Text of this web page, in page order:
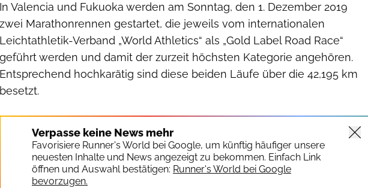
In Valencia und Fukuoka werden am Sonntag, den 1. Dezember 2019
zwei Marathonrennen gestartet, die jeweils vom internationalen
Leichtathletik-Verband „World Athletics“ als „Gold Label Road Race“
geführt werden und damit der zurzeit höchsten Kategorie angehören.
Entsprechend hochkarätig sind diese beiden Läufe über die 42,195 km
besetzt.
Verpasse keine News mehr
Favorisiere Runner's World bei Google, um künftig häufiger unsere
neuesten Inhalte und News angezeigt zu bekommen. Einfach Link
öffnen und Auswahl bestätigen: Runner's World bei Google
bevorzugen.